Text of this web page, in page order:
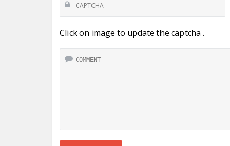
Click on image to update the captcha .